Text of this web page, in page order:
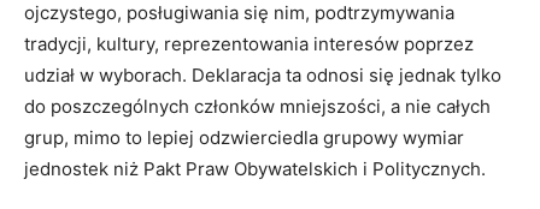
ojczystego, posługiwania się nim, podtrzymywania
tradycji, kultury, reprezentowania interesów poprzez
udział w wyborach. Deklaracja ta odnosi się jednak tylko
do poszczególnych członków mniejszości, a nie całych
grup, mimo to lepiej odzwierciedla grupowy wymiar
jednostek niż Pakt Praw Obywatelskich i Politycznych.